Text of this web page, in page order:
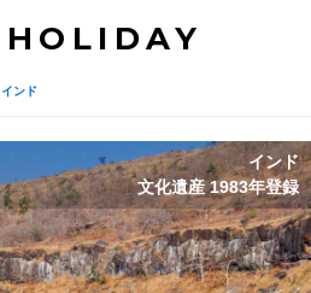
HOLIDAY
インド
インド
文化遺産 1983年登録